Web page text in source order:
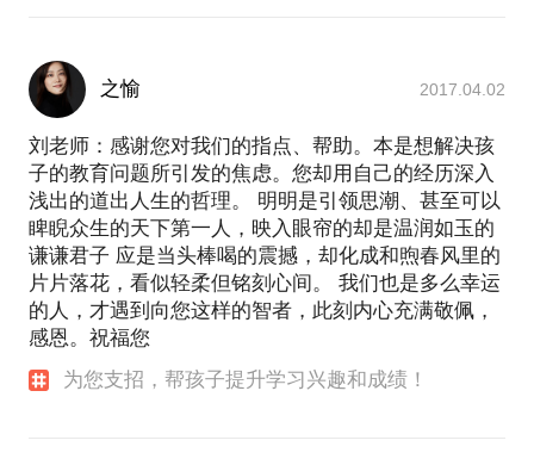
之愉 2017.04.02
刘老师：感谢您对我们的指点、帮助。本是想解决孩
子的教育问题所引发的焦虑。您却用自己的经历深入
浅出的道出人生的哲理。 明明是引领思潮、甚至可以
睥睨众生的天下第一人，映入眼帘的却是温润如玉的
谦谦君子 应是当头棒喝的震撼，却化成和煦春风里的
片片落花，看似轻柔但铭刻心间。 我们也是多么幸运
的人，才遇到向您这样的智者，此刻内心充满敬佩，
感恩。祝福您
为您支招，帮孩子提升学习兴趣和成绩！